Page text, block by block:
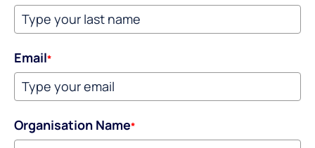
Email*
Organisation Name*